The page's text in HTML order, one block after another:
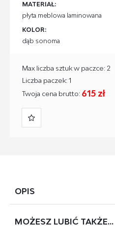
MATERIAŁ:
płyta meblowa laminowana
KOLOR:
dąb sonoma
Twoja cena brutto: 615 zł
Max liczba sztuk w paczce: 2
Liczba paczek: 1
OPIS
MOŻESZ LUBIĆ TAKŻE...